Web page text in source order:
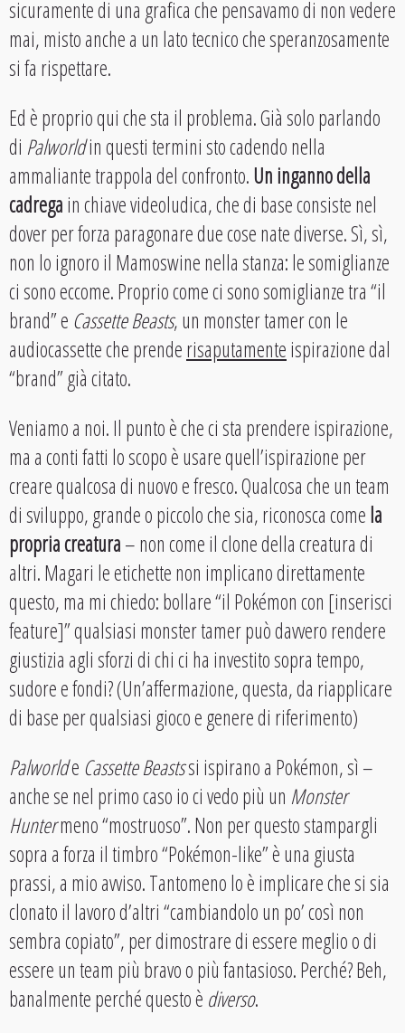
sicuramente di una grafica che pensavamo di non vedere
mai, misto anche a un lato tecnico che speranzosamente
si fa rispettare.
Ed è proprio qui che sta il problema. Già solo parlando
di Palworldin questi termini sto cadendo nella
ammaliante trappola del confronto.Un inganno della
cadregain chiave videoludica, che di base consiste nel
dover per forza paragonare due cose nate diverse. Sì, sì,
non lo ignoro il Mamoswine nella stanza: le somiglianze
ci sono eccome. Proprio come ci sono somiglianze tra “il
brand” e Cassette Beasts, un monster tamer con le
audiocassette che prenderisaputamenteispirazione dal
“brand” già citato.
Veniamo a noi. Il punto è che ci sta prendere ispirazione,
ma a conti fatti lo scopo è usare quell’ispirazione per
creare qualcosa di nuovo e fresco. Qualcosa che un team
di sviluppo, grande o piccolo che sia, riconosca comela
propria creatura– non come il clone della creatura di
altri. Magari le etichette non implicano direttamente
questo, ma mi chiedo: bollare “il Pokémon con [inserisci
feature]” qualsiasi monster tamer può davvero rendere
giustizia agli sforzi di chi ci ha investito sopra tempo,
sudore e fondi? (Un’affermazione, questa, da riapplicare
di base per qualsiasi gioco e genere di riferimento)
Palworlde Cassette Beastssi ispirano a Pokémon, sì –
anche se nel primo caso io ci vedo più un Monster
Huntermeno “mostruoso”. Non per questo stampargli
sopra a forza il timbro “Pokémon-like” è una giusta
prassi, a mio avviso. Tantomeno lo è implicare che si sia
clonato il lavoro d’altri “cambiandolo un po’ così non
sembra copiato”, per dimostrare di essere meglio o di
essere un team più bravo o più fantasioso. Perché? Beh,
banalmente perché questo è diverso.